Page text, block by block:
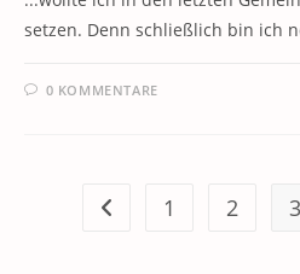
setzen. Denn schließlich bin ich
0 KOMMENTARE
Zur vorherigen Seite
1 2 3